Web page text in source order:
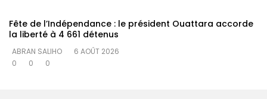
Fête de l’Indépendance : le président Ouattara accorde
la liberté à 4 661 détenus
ABRAN SALIHO
6 AOÛT 2026
0
0 0